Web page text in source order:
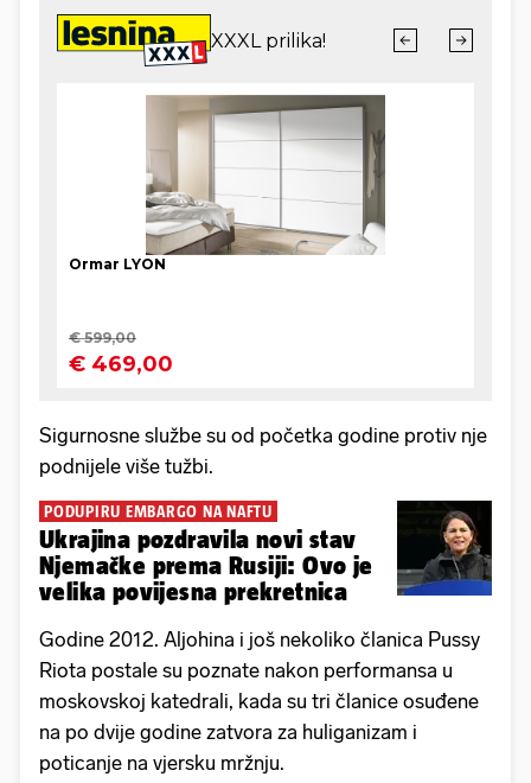
Sigurnosne službe su od početka godine protiv nje
podnijele više tužbi.
PODUPIRU EMBARGO NA NAFTU
Ukrajina pozdravila novi stav
Njemačke prema Rusiji: Ovo je
velika povijesna prekretnica
Godine 2012. Aljohina i još nekoliko članica Pussy
Riota postale su poznate nakon performansa u
moskovskoj katedrali, kada su tri članice osuđene
na po dvije godine zatvora za huliganizam i
poticanje na vjersku mržnju.